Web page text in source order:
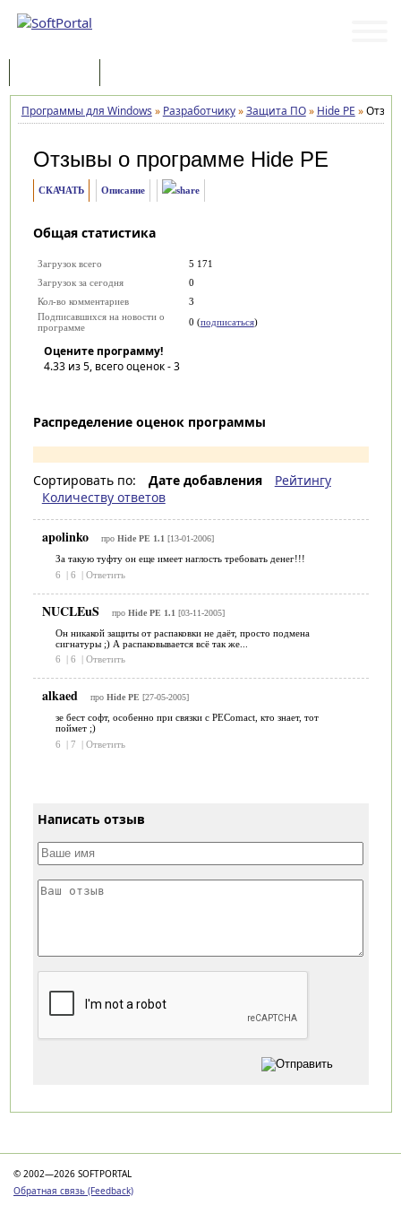
Программы для Windows » Разработчику»Защита ПО» Hide PE »
Отзывы о программе Hide PE
СКАЧАТЬ Описание
Общая статистика
Загрузок всего
5 171
Загрузок за сегодня
0
Кол-во комментариев
3
Подписавшихся на новости о
программе
0 (подписаться)
Оцените программу!
4.33из 5, всего оценок -3
Распределение оценок программы
Сортировать по: Дате добавления
Рейтингу
Количеству ответов
apolinko про Hide PE 1.1 [13-01-2006]
За такую туфту он еще имеет наглость требовать денег!!!
6
| 6 | Ответить
NUCLEuS про Hide PE 1.1 [03-11-2005]
Он никакой защиты от распаковки не даёт, просто подмена
сигнатуры ;) А распаковывается всё так же...
6
| 6 | Ответить
alkaed про Hide PE [27-05-2005]
зе бест софт, особенно при связки с PEComact, кто знает, тот
поймет ;)
6
| 7 | Ответить
Написать отзыв
© 2002—2026 SOFTPORTAL
Обратная связь (Feedback)